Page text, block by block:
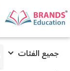
جميع الفئات